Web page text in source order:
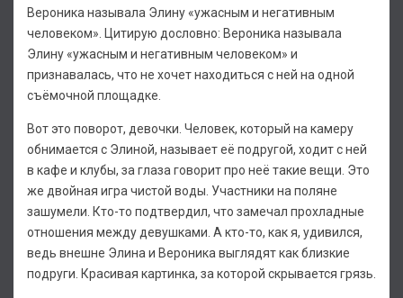
Вероника называла Элину «ужасным и негативным
человеком». Цитирую дословно: Вероника называла
Элину «ужасным и негативным человеком» и
признавалась, что не хочет находиться с ней на одной
съёмочной площадке.
Вот это поворот, девочки. Человек, который на камеру
обнимается с Элиной, называет её подругой, ходит с ней
в кафе и клубы, за глаза говорит про неё такие вещи. Это
же двойная игра чистой воды. Участники на поляне
зашумели. Кто-то подтвердил, что замечал прохладные
отношения между девушками. А кто-то, как я, удивился,
ведь внешне Элина и Вероника выглядят как близкие
подруги. Красивая картинка, за которой скрывается грязь.